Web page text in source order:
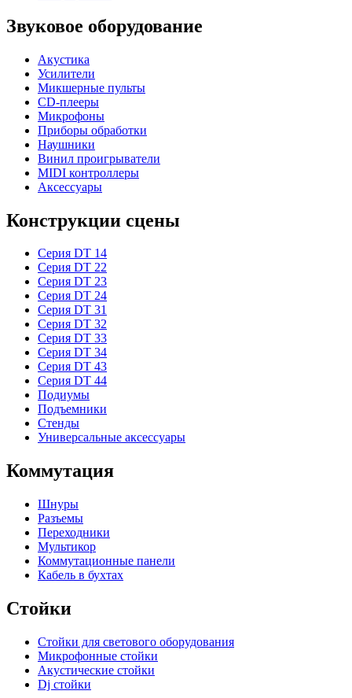
Звуковое оборудование
Акустика
Усилители
Микшерные пульты
CD-плееры
Микрофоны
Приборы обработки
Наушники
Винил проигрыватели
MIDI контроллеры
Аксессуары
Конструкции сцены
Серия DT 14
Серия DT 22
Серия DT 23
Серия DT 24
Серия DT 31
Серия DT 32
Серия DT 33
Серия DT 34
Серия DT 43
Серия DT 44
Подиумы
Подъемники
Стенды
Универсальные аксессуары
Коммутация
Шнуры
Разъемы
Переходники
Мультикор
Коммутационные панели
Кабель в бухтах
Стойки
Стойки для светового оборудования
Микрофонные стойки
Акустические стойки
Dj стойки